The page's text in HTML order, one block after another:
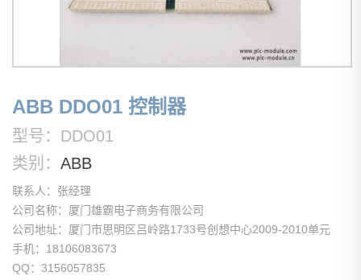
ABB DDO01 控制器
型号：DDO01
类别：ABB
联系人：张经理
公司名称：厦门雄霸电子商务有限公司
公司地址：厦门市思明区吕岭路1733号创想中心2009-2010单元
手机：18106083673
QQ：3156057835